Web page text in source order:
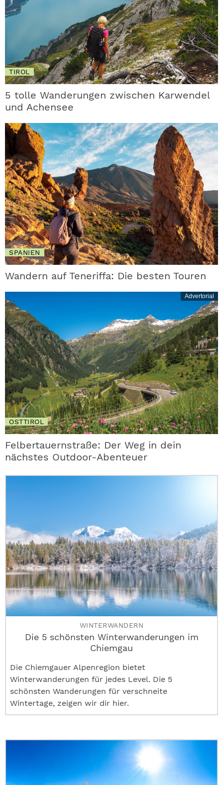
TIROL
5 tolle Wanderungen zwischen Karwendel
und Achensee
SPANIEN
Wandern auf Teneriffa: Die besten Touren
OSTTIROL
Felbertauernstraße: Der Weg in dein
nächstes Outdoor-Abenteuer
WINTERWANDERN
Die 5 schönsten Winterwanderungen im
Chiemgau
Die Chiemgauer Alpenregion bietet
Winterwanderungen für jedes Level. Die 5
schönsten Wanderungen für verschneite
Wintertage, zeigen wir dir hier.